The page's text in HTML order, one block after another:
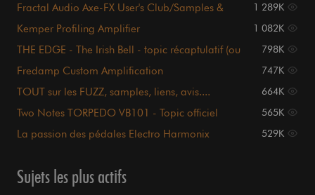
Fractal Audio Axe-FX User's Club/Samples &
1 289K
Kemper Profiling Amplifier 1 082K
THE EDGE - The Irish Bell - topic récaptulatif (ou
798K
Fredamp Custom Amplification 747K
TOUT sur les FUZZ, samples, liens, avis....
664K
Two Notes TORPEDO VB101 - Topic officiel 565K
La passion des pédales Electro Harmonix 529K
Sujets les plus actifs